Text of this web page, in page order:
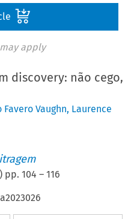
apply
discovery: não cego,
Favero Vaughn, Laurence
) pp.104 –116